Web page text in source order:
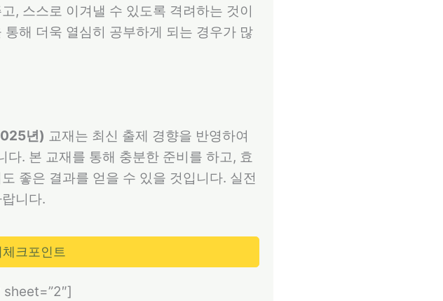
, 스스로 이겨낼 수 있도록 격려하는 것이
해 더욱 열심히 공부하게 되는 경우가 많
년) 교재는 최신 출제 경향을 반영하여
. 본 교재를 통해 충분한 준비를 하고, 효
좋은 결과를 얻을 수 있을 것입니다. 실전
니다.
크포인트